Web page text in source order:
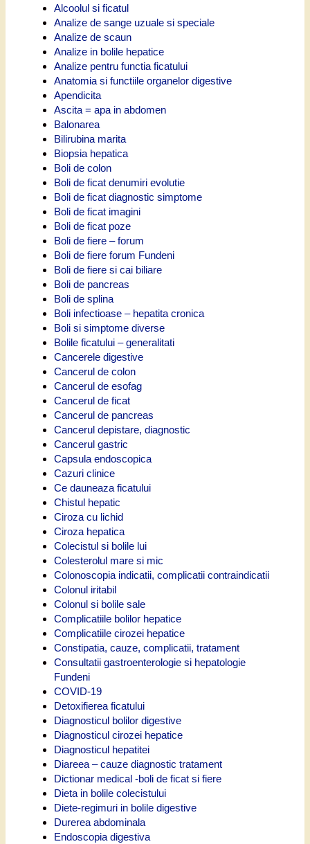
Alcoolul si ficatul
Analize de sange uzuale si speciale
Analize de scaun
Analize in bolile hepatice
Analize pentru functia ficatului
Anatomia si functiile organelor digestive
Apendicita
Ascita = apa in abdomen
Balonarea
Bilirubina marita
Biopsia hepatica
Boli de colon
Boli de ficat denumiri evolutie
Boli de ficat diagnostic simptome
Boli de ficat imagini
Boli de ficat poze
Boli de fiere – forum
Boli de fiere forum Fundeni
Boli de fiere si cai biliare
Boli de pancreas
Boli de splina
Boli infectioase – hepatita cronica
Boli si simptome diverse
Bolile ficatului – generalitati
Cancerele digestive
Cancerul de colon
Cancerul de esofag
Cancerul de ficat
Cancerul de pancreas
Cancerul depistare, diagnostic
Cancerul gastric
Capsula endoscopica
Cazuri clinice
Ce dauneaza ficatului
Chistul hepatic
Ciroza cu lichid
Ciroza hepatica
Colecistul si bolile lui
Colesterolul mare si mic
Colonoscopia indicatii, complicatii contraindicatii
Colonul iritabil
Colonul si bolile sale
Complicatiile bolilor hepatice
Complicatiile cirozei hepatice
Constipatia, cauze, complicatii, tratament
Consultatii gastroenterologie si hepatologie
Fundeni
COVID-19
Detoxifierea ficatului
Diagnosticul bolilor digestive
Diagnosticul cirozei hepatice
Diagnosticul hepatitei
Diareea – cauze diagnostic tratament
Dictionar medical -boli de ficat si fiere
Dieta in bolile colecistului
Diete-regimuri in bolile digestive
Durerea abdominala
Endoscopia digestiva